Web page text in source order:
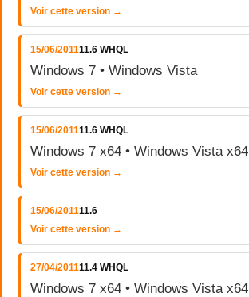
Voir cette version →
15/06/201111.6 WHQL
Windows 7 • Windows Vista
Voir cette version →
15/06/201111.6 WHQL
Windows 7 x64 • Windows Vista x64
Voir cette version →
15/06/201111.6
Voir cette version →
27/04/201111.4 WHQL
Windows 7 x64 • Windows Vista x64